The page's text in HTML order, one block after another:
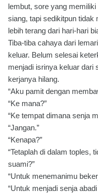
lembut, sore yang
siang, tapi sedikitpun tidak
lebih terang dari hari-hari
Tiba-tiba cahaya dari
keluar. Belum selesai
menjadi isrinya keluar dari
kerjanya hilang.
“Aku pamit dengan
“Ke mana?”
“Ke tempat dimana senja
“Jangan.”
“Kenapa?”
“Tetaplah di dalam toples,
suami?”
“Untuk menemanimu
“Untuk menjadi senja